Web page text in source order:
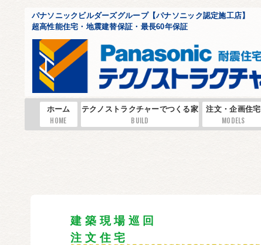
パナソニックビルダーズグループ【パナソニック認定施工店】
超高性能住宅・地震建替保証・最長60年保証
ホーム
HOME
テクノストラクチャーでつくる家
BUILD
注文・企画住宅
MODELS
建 築 現 場 巡 回
注 文 住 宅